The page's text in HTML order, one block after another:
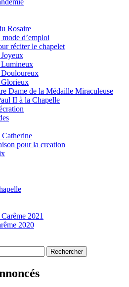
Rosaire
mode d’emploi
réciter le chapelet
Lumineux
Glorieux
Dame de la Médaille Miraculeuse
II à la Chapelle
Catherine
pour la creation
2021
2020